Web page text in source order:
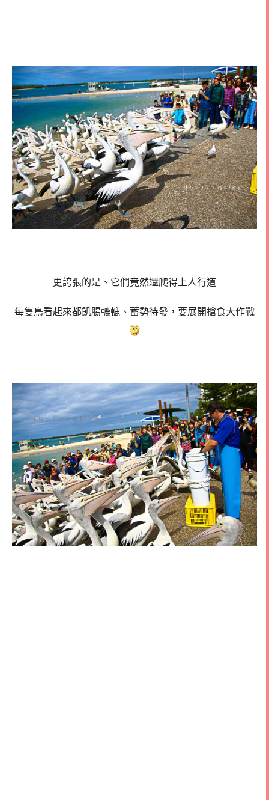
更誇張的是、它們竟然還爬得上人行道
每隻鳥看起來都飢腸轆轆、蓄勢待發，要展開搶食大作戰